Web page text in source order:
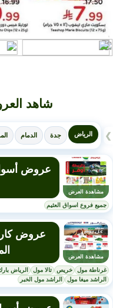
شاهد
الرياض جدة الدمام ❯
مشاهدة العرض
جميع فروع اسواق العثيم
مشاهدة العرض
عروض
غرناطة مول خريص تالا مول الرياض
الراشد ميغا مول
الراشد مول الخبر